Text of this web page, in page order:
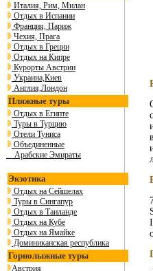
Италия, Рим, Милан
Отдых в Испании
Франция, Париж
Чехия, Прага
Отдых в Греции
Отдых на Кипре
Курорты Австрии
Украина,Киев
Англия,Лондон
Пляжные туры
Отдых в Египте
Туры в Турцию
Отели Туниса
Объединенные
Арабские Эмираты
Экзотика
Отдых на Сейшелах
Туры в Сингапур
Отдых в Таиланде
Отдых на Кубе
Отдых на Ямайке
Доминиканская республика
Горнолыжные туры
Австрия